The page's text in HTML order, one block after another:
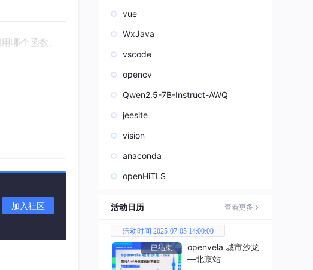
哪个函数、
这是你做出
流式输出。
加入社区
vue
WxJava
vscode
opencv
Qwen2.5-7B-Instruct-AWQ
jeesite
vision
anaconda
openHiTLS
活动日历 查看更多
活动时间 2025-07-05 14:00:00
已结束
openvela 城市沙龙
—北京站